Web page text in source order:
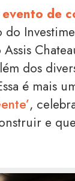
evento de
dos
é mais
,
e